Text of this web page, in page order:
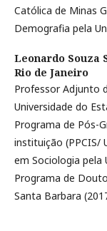
Católica de Minas
Demografia pela
Leonardo Souza
Rio de Janeiro
Professor Adjunto
Universidade do
Programa de Pós-
instituição (PPCIS/
em Sociologia pela
Programa de
Santa Barbara